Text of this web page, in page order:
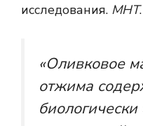
исследования. МНТ.
«Оливковое
отжима